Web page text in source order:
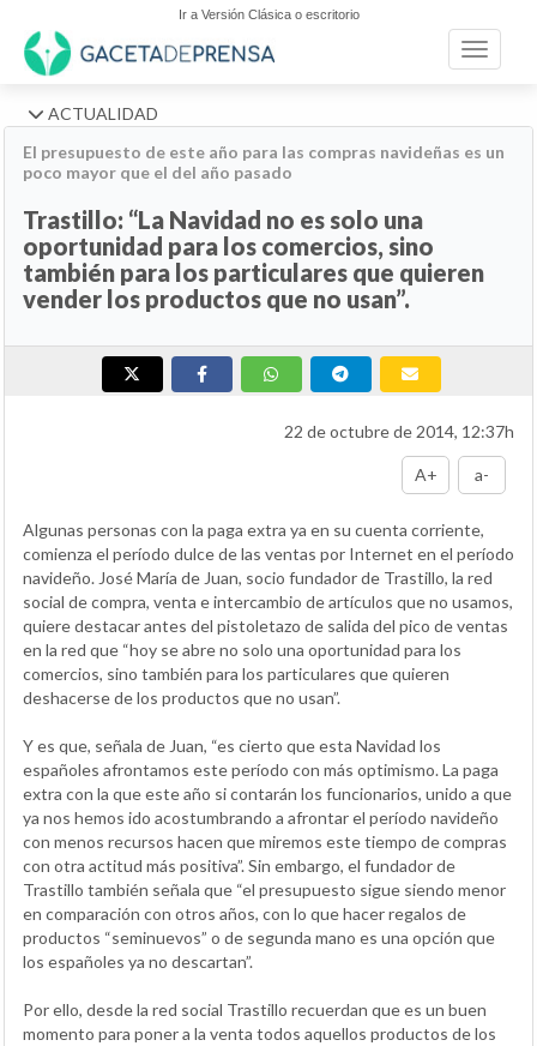
Ir a Versión Clásica o escritorio
Toggle
ACTUALIDAD
El presupuesto de este año para las compras navideñas es un
poco mayor que el del año pasado
Trastillo: “La Navidad no es solo una
oportunidad para los comercios, sino
también para los particulares que quieren
vender los productos que no usan”.
22 de octubre de 2014, 12:37h
A+ a-
Algunas personas con la paga extra ya en su cuenta corriente,
comienza el período dulce de las ventas por Internet en el período
navideño. José María de Juan, socio fundador de Trastillo, la red
social de compra, venta e intercambio de artículos que no usamos,
quiere destacar antes del pistoletazo de salida del pico de ventas
en la red que “hoy se abre no solo una oportunidad para los
comercios, sino también para los particulares que quieren
deshacerse de los productos que no usan”.
Y es que, señala de Juan, “es cierto que esta Navidad los
españoles afrontamos este período con más optimismo. La paga
extra con la que este año si contarán los funcionarios, unido a que
ya nos hemos ido acostumbrando a afrontar el período navideño
con menos recursos hacen que miremos este tiempo de compras
con otra actitud más positiva”. Sin embargo, el fundador de
Trastillo también señala que “el presupuesto sigue siendo menor
en comparación con otros años, con lo que hacer regalos de
productos “seminuevos” o de segunda mano es una opción que
los españoles ya no descartan”.
Por ello, desde la red social Trastillo recuerdan que es un buen
momento para poner a la venta todos aquellos productos de los